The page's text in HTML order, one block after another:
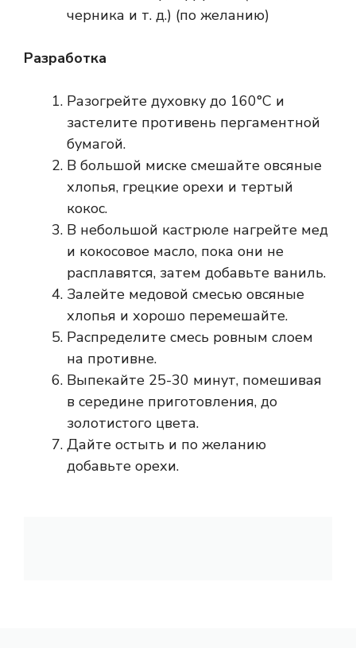
черника и т. д.) (по желанию)
Разработка
Разогрейте духовку до 160°С и
застелите противень пергаментной
бумагой.
В большой миске смешайте овсяные
хлопья, грецкие орехи и тертый
кокос.
В небольшой кастрюле нагрейте мед
и кокосовое масло, пока они не
расплавятся, затем добавьте ваниль.
Залейте медовой смесью овсяные
хлопья и хорошо перемешайте.
Распределите смесь ровным слоем
на противне.
Выпекайте 25-30 минут, помешивая
в середине приготовления, до
золотистого цвета.
Дайте остыть и по желанию
добавьте орехи.